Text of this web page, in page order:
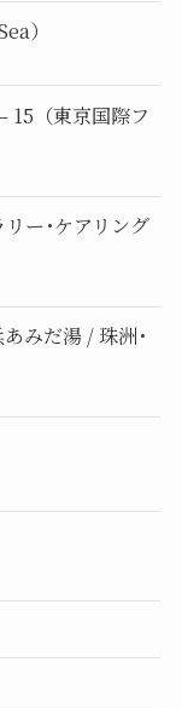
）
15（東京国際フ
リー･ケアリング
みだ湯 / 珠洲･